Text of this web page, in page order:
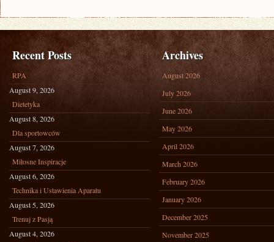
Recent Posts
RPA
August 9, 2026
Dietetyka
August 8, 2026
Dla sportowców
August 7, 2026
Miłosne Inspiracje
August 6, 2026
Technika i Ustawienia Aparatu
August 5, 2026
Trenuj z Pasją
August 4, 2026
Archives
August 2026
July 2026
June 2026
May 2026
April 2026
March 2026
February 2026
January 2026
December 2025
November 2025